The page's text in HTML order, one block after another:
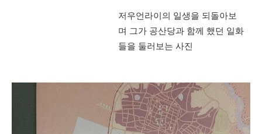
저우언라이의 일생을 되돌아보
며 그가 공산당과 함께 했던 일화
들을 둘러보는 사진